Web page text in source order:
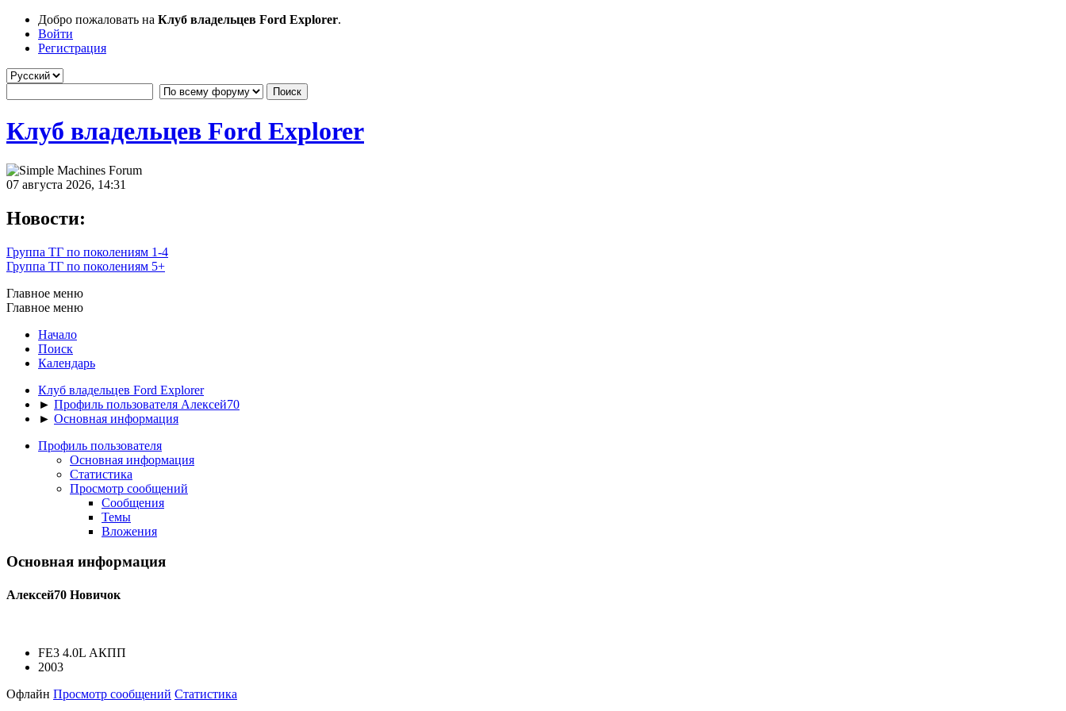
Добро пожаловать на Клуб владельцев Ford Explorer.
Войти
Регистрация
Клуб владельцев Ford Explorer
07 августа 2026, 14:31
Новости:
Группа ТГ по поколениям 1-4
Группа ТГ по поколениям 5+
Главное меню
Главное меню
Начало
Поиск
Календарь
Клуб владельцев Ford Explorer
► Профиль пользователя Алексей70
► Основная информация
Профиль пользователя
Основная информация
Статистика
Просмотр сообщений
Сообщения
Темы
Вложения
Основная информация
Алексей70 Новичок
FE3 4.0L АКПП
2003
Офлайн Просмотр сообщений Статистика